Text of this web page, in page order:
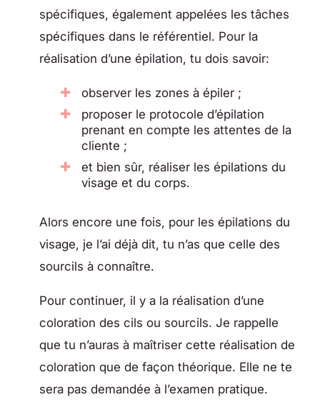
spécifiques, également appelées les tâches
spécifiques dans le référentiel. Pour la
réalisation d’une épilation, tu dois savoir:
observer les zones à épiler ;
proposer le protocole d’épilation
prenant en compte les attentes de la
cliente ;
et bien sûr, réaliser les épilations du
visage et du corps.
Alors encore une fois, pour les épilations du
visage, je l’ai déjà dit, tu n’as que celle des
sourcils à connaître.
Pour continuer, il y a la réalisation d’une
coloration des cils ou sourcils. Je rappelle
que tu n’auras à maîtriser cette réalisation de
coloration que de façon théorique. Elle ne te
sera pas demandée à l’examen pratique.